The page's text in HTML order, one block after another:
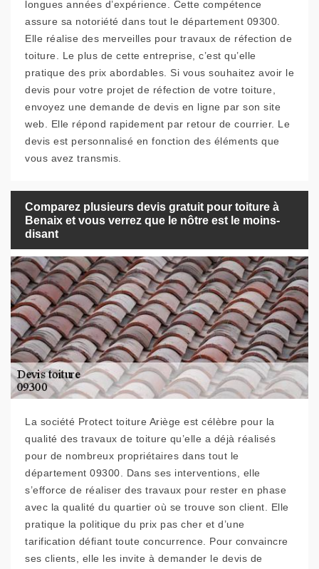
longues années d’expérience. Cette compétence
assure sa notoriété dans tout le département 09300.
Elle réalise des merveilles pour travaux de réfection de
toiture. Le plus de cette entreprise, c’est qu’elle
pratique des prix abordables. Si vous souhaitez avoir le
devis pour votre projet de réfection de votre toiture,
envoyez une demande de devis en ligne par son site
web. Elle répond rapidement par retour de courrier. Le
devis est personnalisé en fonction des éléments que
vous avez transmis.
Comparez plusieurs devis gratuit pour toiture à
Benaix et vous verrez que le nôtre est le moins-
disant
La société Protect toiture Ariège est célèbre pour la
qualité des travaux de toiture qu’elle a déjà réalisés
pour de nombreux propriétaires dans tout le
département 09300. Dans ses interventions, elle
s’efforce de réaliser des travaux pour rester en phase
avec la qualité du quartier où se trouve son client. Elle
pratique la politique du prix pas cher et d’une
tarification défiant toute concurrence. Pour convaincre
ses clients, elle les invite à demander le devis de